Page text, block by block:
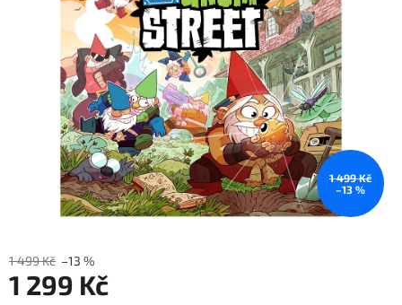
1 499 Kč
–13 %
1 499 Kč –13 %
1 299 Kč